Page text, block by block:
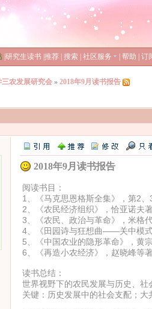
研究生读书 推荐 搜索 社区服务 帮助 订
三农发展研究会 » 2018年9月读书报告
2018年9月读书报告
阅读书目：
1、《马克思恩格斯全集》，第2
2、《农民经济组织》，恰亚诺夫
3、《农民、政治与革命》，米格
4、《田园诗与狂想曲——关中模
5、《中国农业的隐形革命》，黄
6、《再造小农经济》，赵晓峰等
读书总结：
世界视野下的农民发展与历史、社
关键：历史发展中的社会支配；